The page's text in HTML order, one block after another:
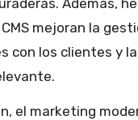
Además,
CMS mejoran la
con los clientes y
el marketing